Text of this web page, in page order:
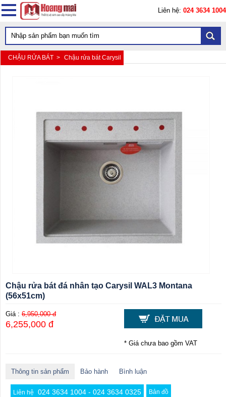
Liên hệ: 024 3634 1004
CHẬU RỬA BÁT > Chậu rửa bát Carysil
Chậu rửa bát đá nhân tạo Carysil WAL3 Montana
(56x51cm)
Giá : 6,950,000 đ
6,255,000 đ
* Giá chưa bao gồm VAT
Thông tin sản phẩm Bảo hành Bình luận
Liên hệ 024 3634 1004 - 024 3634 0325 Bản đồ